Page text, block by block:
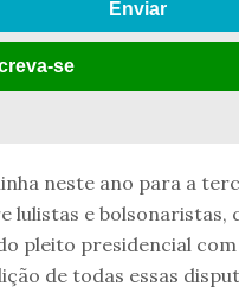
Enviar
se
neste ano para a
lulistas e bolsonaristas,
pleito presidencial
de todas essas